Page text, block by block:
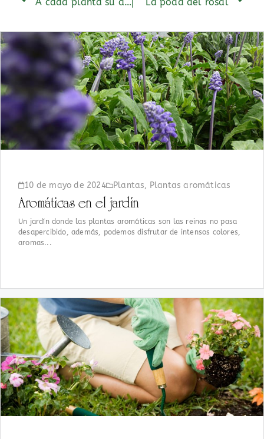
A cada planta su abono La poda del rosal
10 de mayo de 2024 Plantas, Plantas aromáticas
Aromáticas en el jardín
Un jardín donde las plantas aromáticas son las reinas no pasa
desapercibido, además, podemos disfrutar de intensos colores,
aromas...